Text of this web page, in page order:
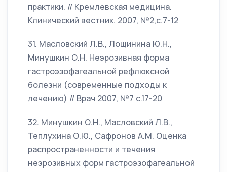
практики. // Кремлевская медицина.
Клинический вестник. 2007, №2,с.7-12
31. Масловский Л.В., Лощинина Ю.Н.,
Минушкин О.Н. Неэрозивная форма
гастроэзофагеальной рефлюксной
болезни (современные подходы к
лечению) // Врач 2007, №7 с.17-20
32. Минушкин О.Н., Масловский Л.В.,
Теплухина О.Ю., Сафронов А.М. Оценка
распространенности и течения
неэрозивных форм гастроэзофагеальной